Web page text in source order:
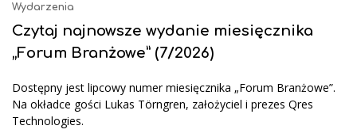
Wydarzenia
Czytaj najnowsze wydanie miesięcznika
„Forum Branżowe” (7/2026)
Dostępny jest lipcowy numer miesięcznika „Forum Branżowe”.
Na okładce gości Lukas Törngren, założyciel i prezes Qres
Technologies.